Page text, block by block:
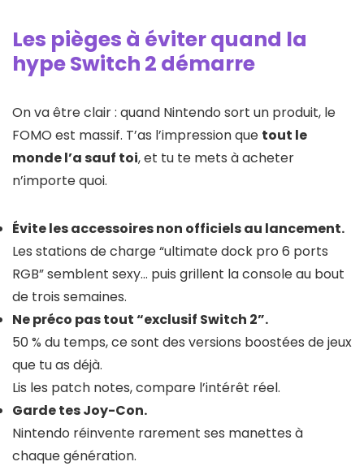
Les pièges à éviter quand la
hype Switch 2 démarre
On va être clair : quand Nintendo sort un produit, le
FOMO est massif. T’as l’impression que tout le
monde l’a sauf toi, et tu te mets à acheter
n’importe quoi.
Évite les accessoires non officiels au lancement.
Les stations de charge “ultimate dock pro 6 ports
RGB” semblent sexy… puis grillent la console au bout
de trois semaines.
Ne préco pas tout “exclusif Switch 2”.
50 % du temps, ce sont des versions boostées de jeux
que tu as déjà.
Lis les patch notes, compare l’intérêt réel.
Garde tes Joy-Con.
Nintendo réinvente rarement ses manettes à
chaque génération.